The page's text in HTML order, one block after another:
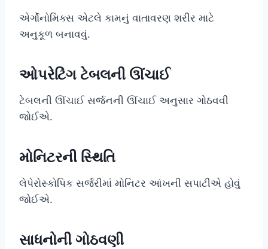
એર્ગોનોમિક્સ એટલે કામનું વાતાવરણ શરીર માટે
અનુકૂળ બનાવવું.
ઓપરેટિંગ ટેબલની ઊંચાઈ
ટેબલની ઊંચાઈ સર્જનની ઊંચાઈ અનુસાર ગોઠવવી
જોઈએ.
મોનિટરની સ્થિતિ
લેપેરોસ્કોપિક સર્જરીમાં મોનિટર આંખની સપાટીએ હોવું
જોઈએ.
સાધનોની ગોઠવણી